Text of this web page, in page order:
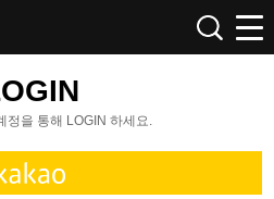
정을 통해 LOGIN 하세요.